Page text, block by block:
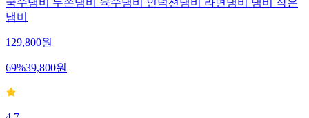
국수냄비 두손냄비 육수냄비 인덕션냄비 라면냄비 냄비 작은
냄비
129,800원
69%39,800원